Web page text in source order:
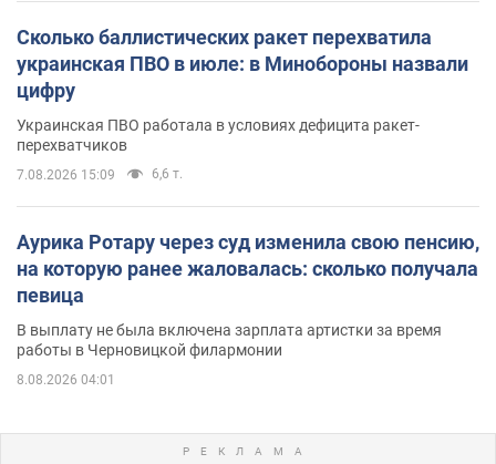
Сколько баллистических ракет перехватила
украинская ПВО в июле: в Минобороны назвали
цифру
Украинская ПВО работала в условиях дефицита ракет-
перехватчиков
7.08.2026 15:09 6,6 т.
Аурика Ротару через суд изменила свою пенсию,
на которую ранее жаловалась: сколько получала
певица
В выплату не была включена зарплата артистки за время
работы в Черновицкой филармонии
8.08.2026 04:01